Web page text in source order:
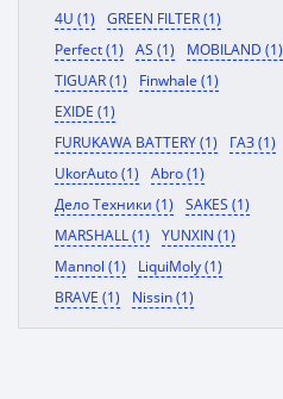
4U (1)
GREEN FILTER (1)
Perfect (1)
AS (1)
MOBILAND (1)
TIGUAR (1)
Finwhale (1)
EXIDE (1)
FURUKAWA BATTERY (1)
ГАЗ (1)
UkorAuto (1)
Abro (1)
Дело Техники (1)
SAKES (1)
MARSHALL (1)
YUNXIN (1)
Mannol (1)
LiquiMoly (1)
BRAVE (1)
Nissin (1)